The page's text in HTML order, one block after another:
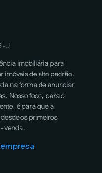
J
imobiliária para
imóveis de alto padrão.
na forma de anunciar
Nosso foco, para o
é para que a
os primeiros
venda.